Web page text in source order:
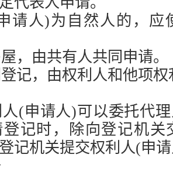
请人)为自然人的，应
，由共有人共同申请。
记，由权利人和他项
(申请人)可以委托代
记时，除向登记机关
记机关提交权利人(申